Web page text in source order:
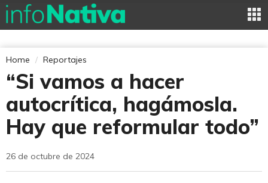
Home Reportajes
“Si vamos a hacer
autocrítica, hagámosla.
Hay que reformular todo”
26 de octubre de 2024